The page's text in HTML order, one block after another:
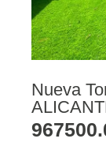
Nueva